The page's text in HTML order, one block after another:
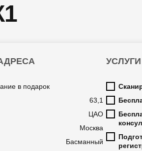
в подарок
63,1
ЦАО
Москва
Басманный
УСЛУГИ